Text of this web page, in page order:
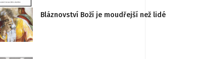
Bláznovství Boží je moudřejší než lidé